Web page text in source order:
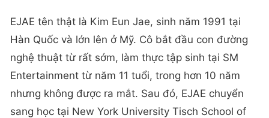
EJAE tên thật là Kim Eun Jae, sinh năm 1991 tại
Hàn Quốc và lớn lên ở Mỹ. Cô bắt đầu con đường
nghệ thuật từ rất sớm, làm thực tập sinh tại SM
Entertainment từ năm 11 tuổi, trong hơn 10 năm
nhưng không được ra mắt. Sau đó, EJAE chuyển
sang học tại New York University Tisch School of